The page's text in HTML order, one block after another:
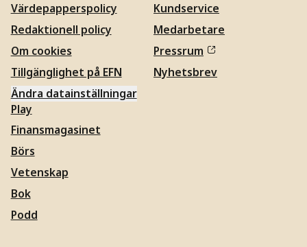
Värdepapperspolicy
Redaktionell policy
Om cookies
Tillgänglighet på EFN
Ändra datainställningar
Kundservice
Medarbetare
Pressrum
Nyhetsbrev
Play
Finansmagasinet
Börs
Vetenskap
Bok
Podd